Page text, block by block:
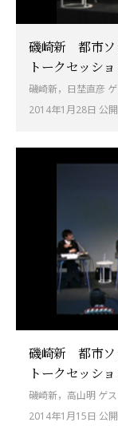
磯崎新 都市ソ
トークセッシ
磯崎新，日埜直彦
2014年1月28日 公開
磯崎新 都市ソ
トークセッシ
磯崎新，高山明 ゲ
2014年1月15日 公開